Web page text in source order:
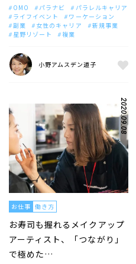
OMO パラナビ
パラレルキャリア
ライフイベント
ワーケーション
副業
女性のキャリア
新規事業
星野リゾート
複業
小野アムスデン道子
2020.09.08
お仕事 働き方
お寿司も握れるメイクアップ
アーティスト、「つながり」
で極めた…